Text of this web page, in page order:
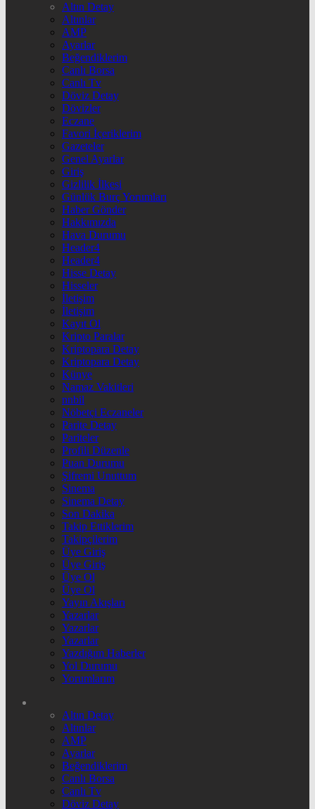
Altın Detay
Altınlar
AMP
Ayarlar
Beğendiklerim
Canlı Borsa
Canlı Tv
Döviz Detay
Dövizler
Eczane
Favori İçeriklerim
Gazeteler
Genel Ayarlar
Giriş
Gizlilik İlkesi
Günlük Burç Yorumları
Haber Gönder
Hakkımızda
Hava Durumu
Header4
Header4
Hisse Detay
Hisseler
İletişim
İletişim
Kayıt Ol
Kripto Paralar
Kriptopara Detay
Kriptopara Detay
Künye
Namaz Vakitleri
nnbil
Nöbetçi Eczaneler
Parite Detay
Pariteler
Profili Düzenle
Puan Durumu
Şifremi Unuttum
Sinema
Sinema Detay
Son Dakika
Takip Ettiklerim
Takipçilerim
Üye Giriş
Üye Giriş
Üye Ol
Üye Ol
Yayın Akışları
Yazarlar
Yazarlar
Yazarlar
Yazdığım Haberler
Yol Durumu
Yorumlarım
Altın Detay
Altınlar
AMP
Ayarlar
Beğendiklerim
Canlı Borsa
Canlı Tv
Döviz Detay